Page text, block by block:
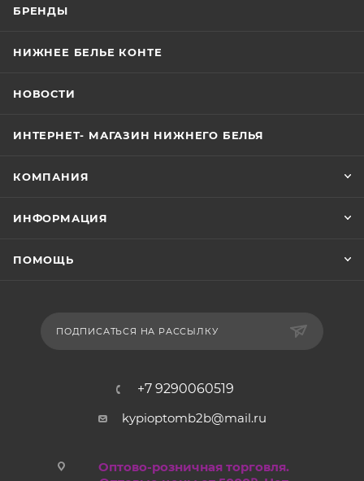
БРЕНДЫ
НИЖНЕЕ БЕЛЬЕ КОНТЕ
НОВОСТИ
ИНТЕРНЕТ- МАГАЗИН НИЖНЕГО БЕЛЬЯ
КОМПАНИЯ
ИНФОРМАЦИЯ
ПОМОЩЬ
ПОДПИСАТЬСЯ НА РАССЫЛКУ
+7 9290060519
kypioptomb2b@mail.ru
Оптово-розничная торговля.